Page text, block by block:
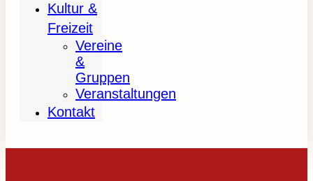
Kultur &
Freizeit
Vereine
&
Gruppen
Veranstaltungen
Kontakt